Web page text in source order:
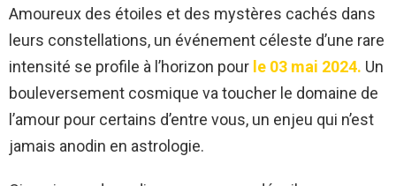
Amoureux des étoiles et des mystères cachés dans
leurs constellations, un événement céleste d’une rare
intensité se profile à l’horizon pour le 03 mai 2024. Un
bouleversement cosmique va toucher le domaine de
l’amour pour certains d’entre vous, un enjeu qui n’est
jamais anodin en astrologie.